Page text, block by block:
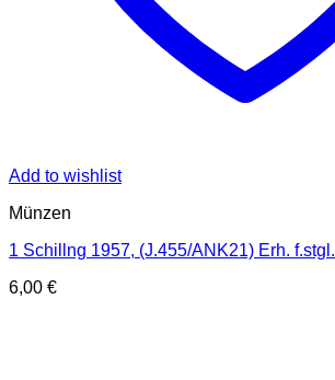
Add to wishlist
Münzen
1 Schillng 1957, (J.455/ANK21) Erh. f.stgl.
6,00 €